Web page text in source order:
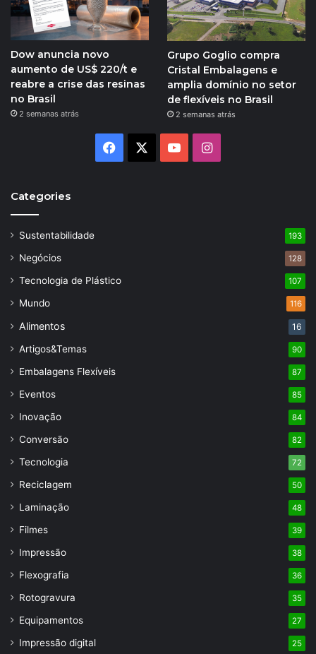
Dow anuncia novo
aumento de US$ 220/t e
reabre a crise das resinas
no Brasil
2 semanas atrás
Grupo Goglio compra
Cristal Embalagens e
amplia domínio no setor
de flexíveis no Brasil
2 semanas atrás
Facebook YouTubeInstagram
Categories
Sustentabilidade 193
Negócios 128
Tecnologia de Plástico 107
Mundo 116
Alimentos 16
Artigos&Temas 90
Embalagens Flexíveis 87
Eventos 85
Inovação 84
Conversão 82
Tecnologia 72
Reciclagem 50
Laminação 48
Filmes 39
Impressão 38
Flexografia 36
Rotogravura 35
Equipamentos 27
Impressão digital 25